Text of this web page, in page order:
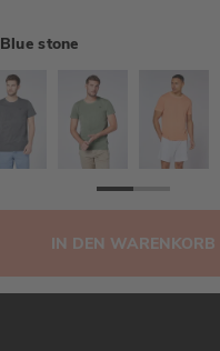
Blue stone
IN DEN WARENKORB